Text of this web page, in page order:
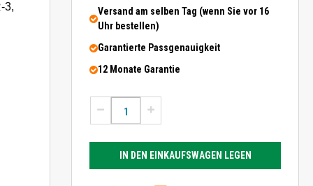
3,
Versand am selben Tag (wenn Sie vor 16
Uhr bestellen)
Garantierte Passgenauigkeit
12 Monate Garantie
IN DEN EINKAUFSWAGEN LEGEN